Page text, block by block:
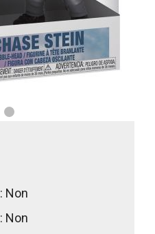
: Non
: Non